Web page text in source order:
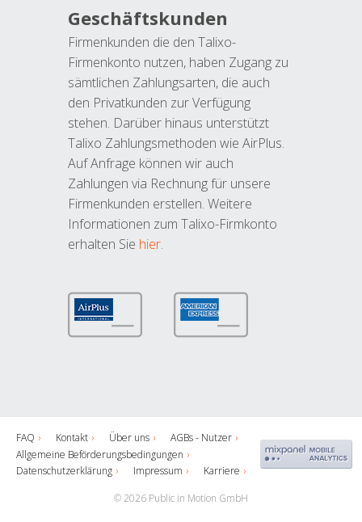
Geschäftskunden
Firmenkunden die den Talixo-
Firmenkonto nutzen, haben Zugang zu
sämtlichen Zahlungsarten, die auch
den Privatkunden zur Verfügung
stehen. Darüber hinaus unterstützt
Talixo Zahlungsmethoden wie AirPlus.
Auf Anfrage können wir auch
Zahlungen via Rechnung für unsere
Firmenkunden erstellen. Weitere
Informationen zum Talixo-Firmkonto
erhalten Sie hier.
FAQ Kontakt Über uns
AGBs - Nutzer
Allgemeine Beförderungsbedingungen
Datenschutzerklärung
Impressum
Karriere
© 2026 Public in Motion GmbH